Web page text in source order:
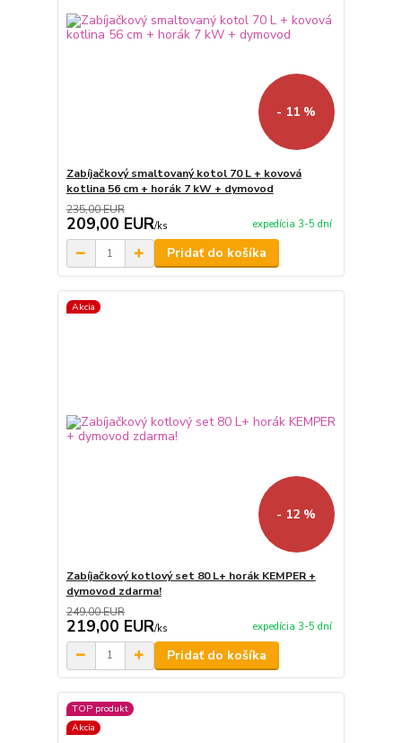
- 11 %
Zabíjačkový smaltovaný kotol 70 L + kovová
kotlina 56 cm + horák 7 kW + dymovod
235,00 EUR
209,00 EUR/ks expedícia 3-5 dní
Pridať do košíka
Akcia
- 12 %
Zabíjačkový kotlový set 80 L+ horák KEMPER +
dymovod zdarma!
249,00 EUR
219,00 EUR/ks expedícia 3-5 dní
Pridať do košíka
TOP produkt
Akcia